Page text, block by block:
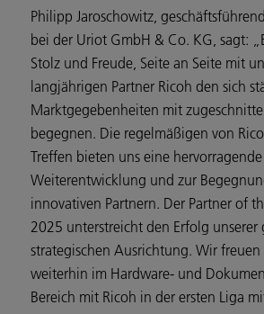
Philipp Jaroschowitz,
bei der Uriot GmbH & Co. KG, sagt:
Stolz und Freude, Seite an Seite mit
langjährigen Partner Ricoh den sich
Marktgegebenheiten mit
begegnen. Die regelmäßigen von
Treffen bieten uns eine
Weiterentwicklung und zur
innovativen Partnern. Der Partner of
2025 unterstreicht den Erfolg unserer
strategischen Ausrichtung. Wir freuen
weiterhin im Hardware- und
Bereich mit Ricoh in der ersten Liga